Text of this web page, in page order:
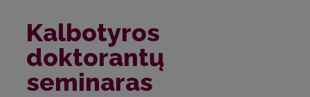
Kalbotyros
doktorantų
seminaras